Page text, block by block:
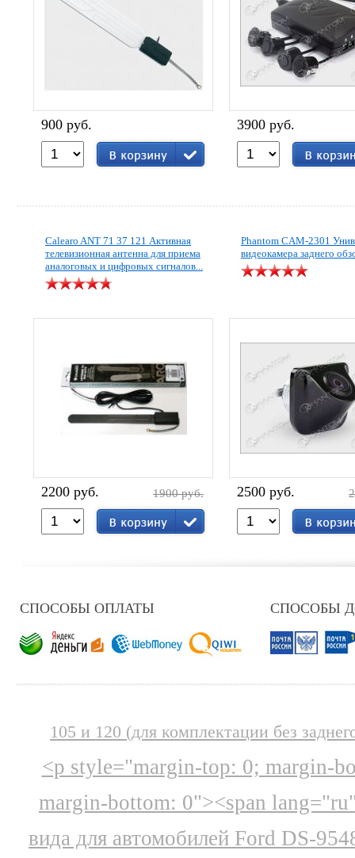
900 руб. 3900 руб.
Calearo ANT 71 37 121 Активная
телевизионная антенна для приема
аналоговых и цифровых сигналов...
2200 руб. 1900 руб.
Phantom CAM-2301
видеокамера заднего
2500 руб.
СПОСОБЫ ОПЛАТЫ СПОСОБЫ
105 и 120 (для комплектации без
<p style="margin-top: 0; margin-
margin-bottom: 0"><span
вида для автомобилей Ford DS-